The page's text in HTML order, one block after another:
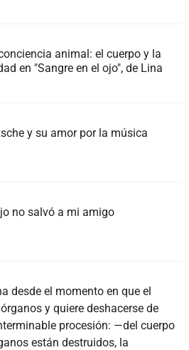
animal: el cuerpo y la
en "Sangre en el ojo", de Lina
y su amor por la música
no salvó a mi amigo
desde el momento en que el
y quiere deshacerse de
procesión: —del cuerpo
están destruidos, la